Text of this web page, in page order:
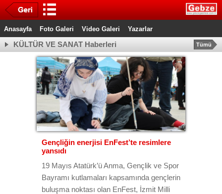
Anasayfa Foto Galeri Video Galeri Yazarlar
KÜLTÜR VE SANAT Haberleri Tümü
Gençliğin enerjisi EnFest’te resimlere
yansıdı
19 Mayıs Atatürk’ü Anma, Gençlik ve Spor
Bayramı kutlamaları kapsamında gençlerin
buluşma noktası olan EnFest, İzmit Milli